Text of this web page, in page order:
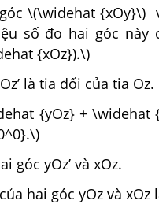
\(\widehat
số đo hai góc này
{xOz}).\)
là tia đối của tia Oz.
{yOz} + \widehat
góc yOz’ và xOz.
hai góc yOz và xOz